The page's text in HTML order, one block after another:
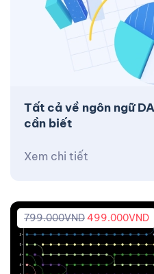
Tất cả về ngôn ngữ
cần biết
Xem chi tiết
799.000VND499.000VND